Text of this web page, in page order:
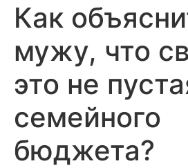
Как
мужу, что
это не
семейного
бюджета?